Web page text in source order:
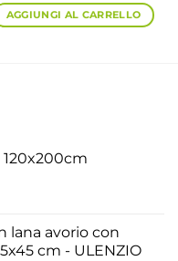
AGGIUNGI AL CARRELLO
lana avorio con
cm - ULENZIO